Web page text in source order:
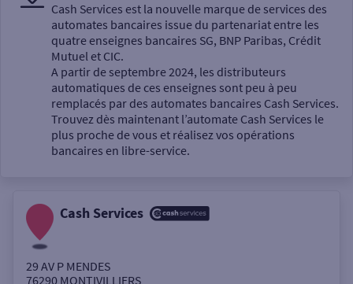
Sélectionnez votre recherche
Un service
Autour de moi
Cash Services est la nouvelle marque de services des
automates bancaires issue du partenariat entre les
quatre enseignes bancaires SG, BNP Paribas, Crédit
Mutuel et CIC.
A partir de septembre 2024, les distributeurs
automatiques de ces enseignes sont peu à peu
remplacés par des automates bancaires Cash Services.
Trouvez dès maintenant l’automate Cash Services le
plus proche de vous et réalisez vos opérations
bancaires en libre-service.
Cash Services
29 AV P MENDES
76290 MONTIVILLIERS